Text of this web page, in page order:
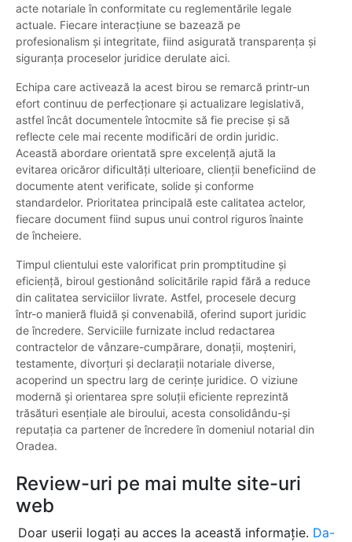
acte notariale în conformitate cu reglementările legale
actuale. Fiecare interacțiune se bazează pe
profesionalism și integritate, fiind asigurată transparența și
siguranța proceselor juridice derulate aici.
Echipa care activează la acest birou se remarcă printr-un
efort continuu de perfecționare și actualizare legislativă,
astfel încât documentele întocmite să fie precise și să
reflecte cele mai recente modificări de ordin juridic.
Această abordare orientată spre excelență ajută la
evitarea oricăror dificultăți ulterioare, clienții beneficiind de
documente atent verificate, solide și conforme
standardelor. Prioritatea principală este calitatea actelor,
fiecare document fiind supus unui control riguros înainte
de încheiere.
Timpul clientului este valorificat prin promptitudine și
eficiență, biroul gestionând solicitările rapid fără a reduce
din calitatea serviciilor livrate. Astfel, procesele decurg
într-o manieră fluidă și convenabilă, oferind suport juridic
de încredere. Serviciile furnizate includ redactarea
contractelor de vânzare-cumpărare, donații, moșteniri,
testamente, divorțuri și declarații notariale diverse,
acoperind un spectru larg de cerințe juridice. O viziune
modernă și orientarea spre soluții eficiente reprezintă
trăsături esențiale ale biroului, acesta consolidându-și
reputația ca partener de încredere în domeniul notarial din
Oradea.
Review-uri pe mai multe site-uri
web
Doar userii logați au acces la această informație. Da-